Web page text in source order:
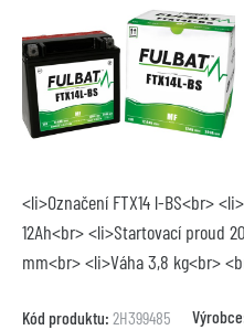
<li>Označení FTX14 l-BS<br>
12Ah<br> <li>Startovací proud
mm<br> <li>Váha 3,8 kg<br>
Kód produktu: 2H399485